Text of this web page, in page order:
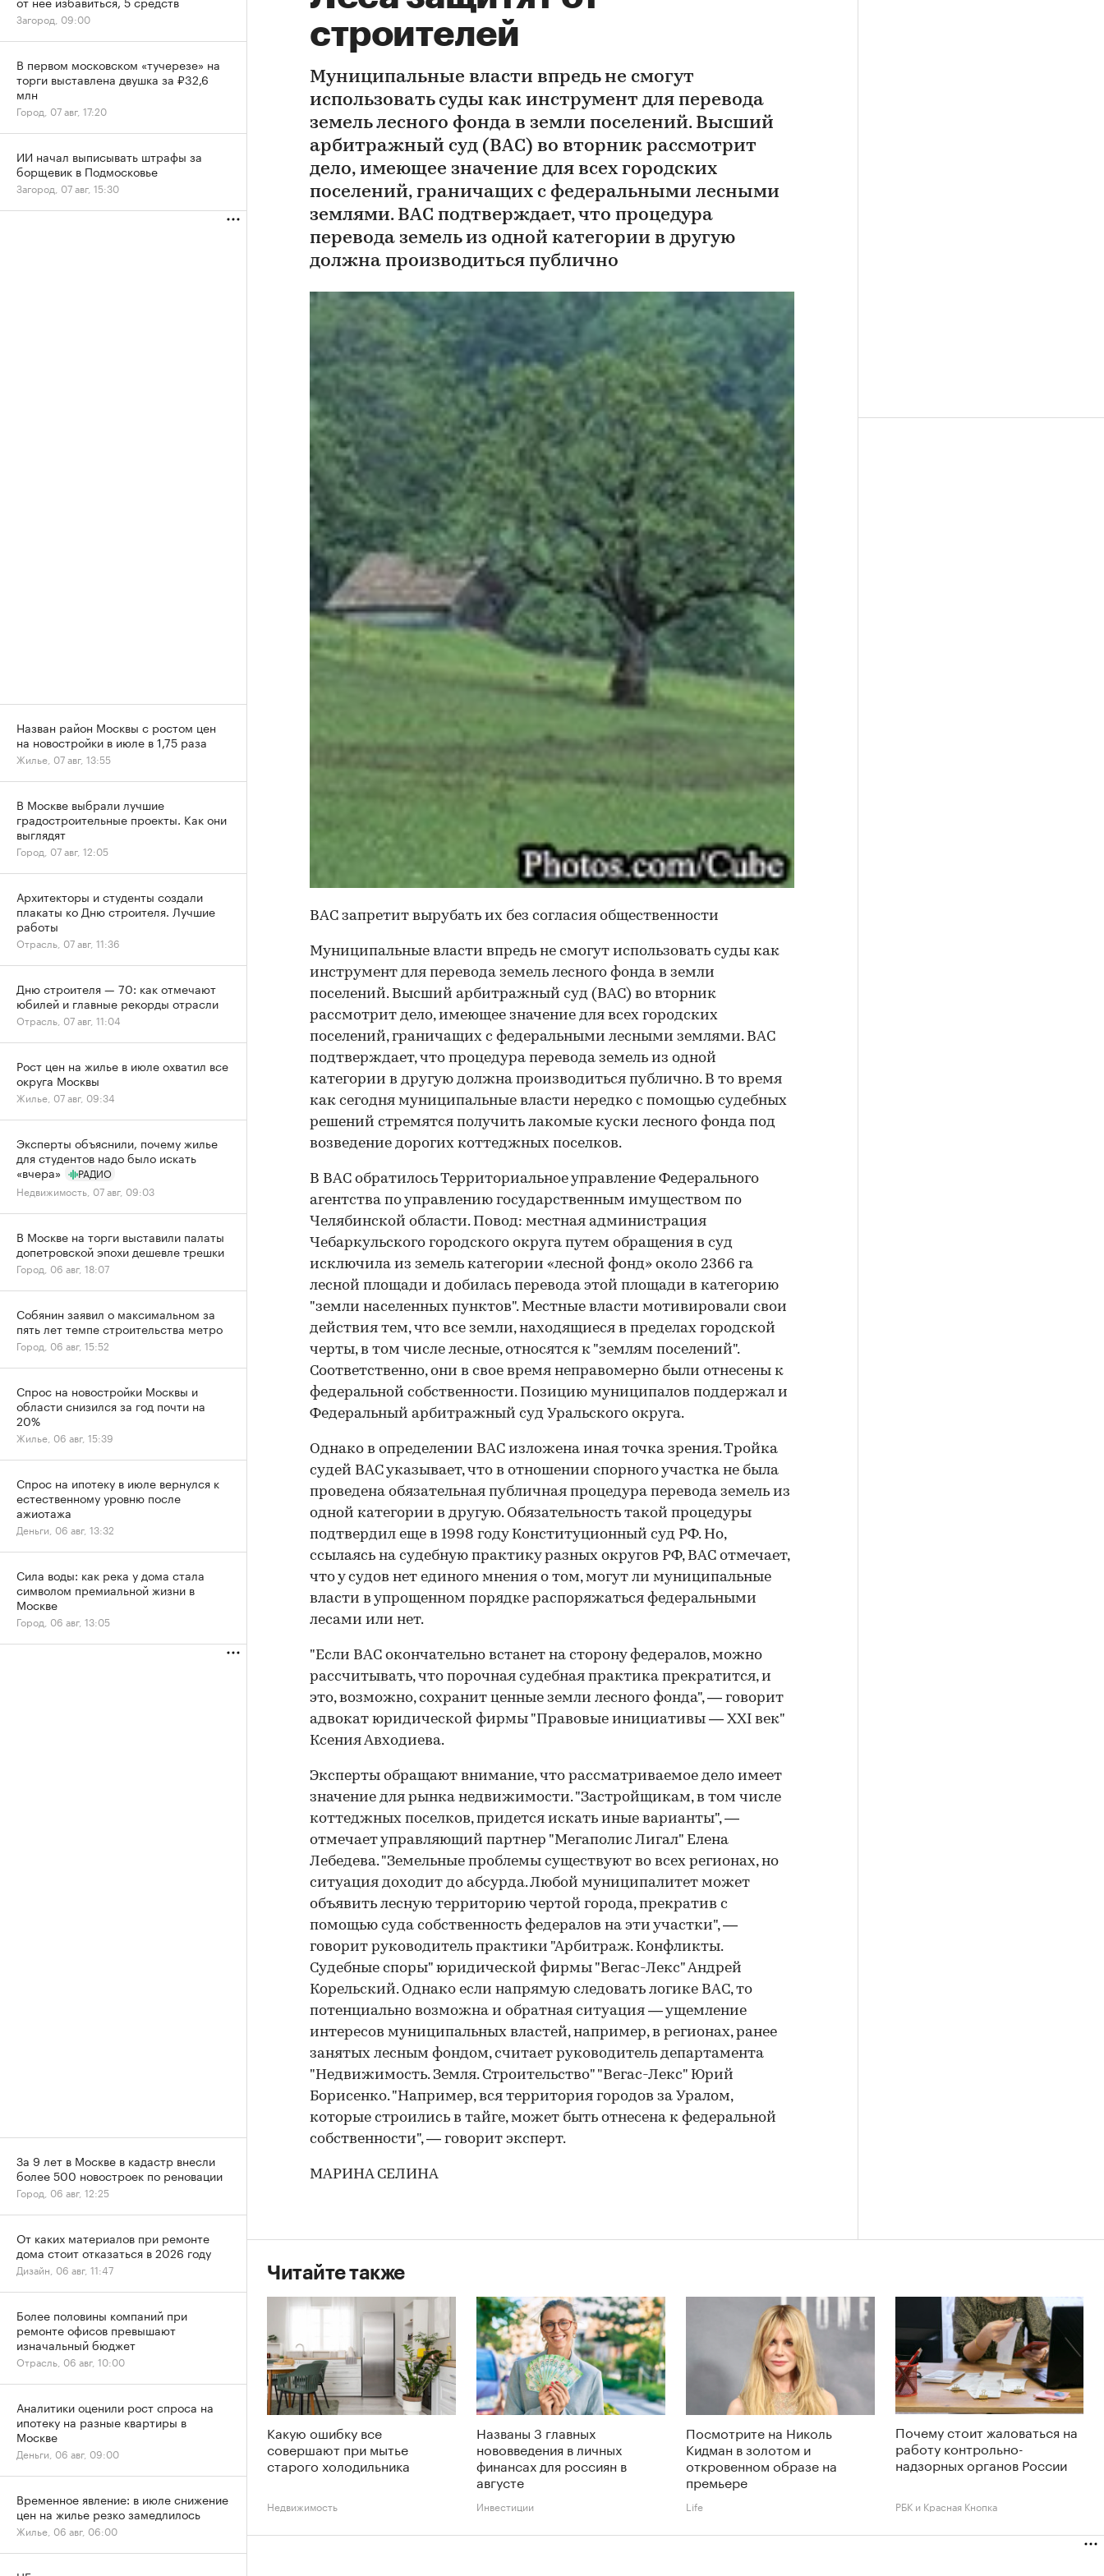
строителей
Муниципальные власти впредь не смогут
использовать суды как инст­румент для перевода
земель лесного фонда в земли поселений. Высший
арбитражный суд (ВАС) во вторник рассмотрит
дело, имеющее значение для всех городских
поселений, граничащих с федеральными лесными
землями. ВАС подтверждает, что процедура
перевода земель из одной категории в другую
должна производиться публично
ВАС запретит вырубать их без согласия общественности
Муниципальные власти впредь не смогут использовать суды как
инст­румент для перевода земель лесного фонда в земли
поселений. Высший арбитражный суд (ВАС) во вторник
рассмотрит дело, имеющее значение для всех городских
поселений, граничащих с федеральными лесными землями. ВАС
подтверждает, что процедура перевода земель из одной
категории в другую должна производиться публично. В то время
как сегодня муниципальные власти нередко с помощью судебных
решений стремятся получить лакомые куски лесного фонда под
возведение дорогих коттеджных поселков.
В ВАС обратилось Территориальное управление Федерального
агентства по управлению государственным имуществом по
Челябинской области. Повод: местная администрация
Чебаркульского городского округа путем обращения в суд
исключила из земель категории «лесной фонд» около 2366 га
лесной площади и добилась перевода этой площади в категорию
"земли населенных пунктов". Местные власти мотивировали свои
действия тем, что все земли, находящиеся в пределах городской
черты, в том числе лесные, относятся к "землям поселений".
Соответственно, они в свое время неправомерно были отнесены к
федеральной собственности. Позицию муниципалов поддержал и
Федеральный арбитражный суд Уральского округа.
Однако в определении ВАС изложена иная точка зрения. Тройка
судей ВАС указывает, что в отношении спорного участка не была
проведена обязательная публичная процедура перевода земель из
одной категории в другую. Обязательность такой процедуры
подтвердил еще в 1998 году Конституционный суд РФ. Но,
ссылаясь на судебную практику разных округов РФ, ВАС отмечает,
что у судов нет единого мнения о том, могут ли муниципальные
власти в упрощенном порядке распоряжаться федеральными
лесами или нет.
"Если ВАС окончательно встанет на сторону федералов, можно
рассчитывать, что порочная судебная практика прекратится, и
это, возможно, сохранит ценные земли лесного фонда", — говорит
адвокат юридической фирмы "Правовые инициативы — XXI век"
Ксения Авходиева.
Эксперты обращают внимание, что рассматриваемое дело имеет
значение для рынка недвижимости. "Застройщикам, в том числе
коттеджных поселков, при­дется искать иные варианты", —
отмечает управляющий партнер "Мегаполис Лигал" Елена
Лебедева. "Земельные проблемы суще­ствуют во всех регионах, но
ситуация доходит до абсурда. Любой муниципалитет может
объявить лесную территорию чертой города, прекратив с
помощью суда собственность федералов на эти участки", —
говорит руководитель практики "Арбитраж. Конфликты.
Судебные споры" юридической фирмы "Вегас-Лекс" Андрей
Корельский. Однако если напрямую следовать логике ВАС, то
потенциально возможна и обратная ситуация — ущемление
интересов муниципальных властей, например, в регионах, ранее
занятых лесным фондом, считает руководитель департамента
"Недвижимость. Земля. Строительство" "Вегас-Лекс" Юрий
Борисенко. "Например, вся территория городов за Уралом,
которые строились в тайге, может быть отнесена к федеральной
собственности", — говорит эксперт.
МАРИНА СЕЛИНА
Читайте также
Какую ошибку все
совершают при мытье
старого холодильника
Недвижимость
Названы 3 главных
нововведения в личных
финансах для россиян в
августе
Инвестиции
Посмотрите на Николь
Кидман в золотом и
откровенном образе на
премьере
Life
Почему стоит жаловаться на
работу контрольно-
надзорных органов России
РБК и Красная Кнопка
Загород, 09:00
В первом московском «тучерезе» на
торги выставлена двушка за ₽32,6
млн
Город, 07 авг, 17:20
ИИ начал выписывать штрафы за
борщевик в Подмосковье
Загород, 07 авг, 15:30
Назван район Москвы с ростом цен
на новостройки в июле в 1,75 раза
Жилье, 07 авг, 13:55
В Москве выбрали лучшие
градостроительные проекты. Как они
выглядят
Город, 07 авг, 12:05
Архитекторы и студенты создали
плакаты ко Дню строителя. Лучшие
работы
Отрасль, 07 авг, 11:36
Дню строителя — 70: как отмечают
юбилей и главные рекорды отрасли
Отрасль, 07 авг, 11:04
Рост цен на жилье в июле охватил все
округа Москвы
Жилье, 07 авг, 09:34
Эксперты объяснили, почему жилье
для студентов надо было искать
«вчера»
РАДИО
Недвижимость, 07 авг, 09:03
В Москве на торги выставили палаты
допетровской эпохи дешевле трешки
Город, 06 авг, 18:07
Собянин заявил о максимальном за
пять лет темпе строительства метро
Город, 06 авг, 15:52
Спрос на новостройки Москвы и
области снизился за год почти на
20%
Жилье, 06 авг, 15:39
Спрос на ипотеку в июле вернулся к
естественному уровню после
ажиотажа
Деньги, 06 авг, 13:32
Сила воды: как река у дома стала
символом премиальной жизни в
Москве
Город, 06 авг, 13:05
За 9 лет в Москве в кадастр внесли
более 500 новостроек по реновации
Город, 06 авг, 12:25
От каких материалов при ремонте
дома стоит отказаться в 2026 году
Дизайн, 06 авг, 11:47
Более половины компаний при
ремонте офисов превышают
изначальный бюджет
Отрасль, 06 авг, 10:00
Аналитики оценили рост спроса на
ипотеку на разные квартиры в
Москве
Деньги, 06 авг, 09:00
Временное явление: в июле снижение
цен на жилье резко замедлилось
Жилье, 06 авг, 06:00